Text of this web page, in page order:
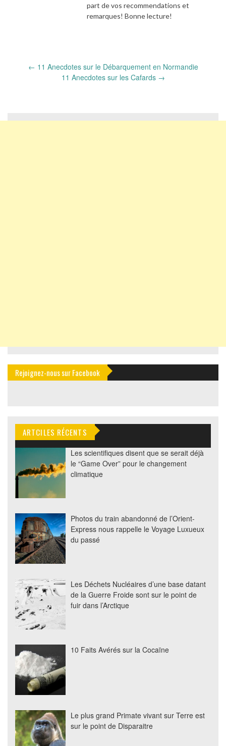
part de vos recommendations et
remarques! Bonne lecture!
← 11 Anecdotes sur le Débarquement en Normandie
11 Anecdotes sur les Cafards →
Rejoignez-nous sur Facebook
ARTCILES RÉCENTS
Les scientifiques disent que se serait déjà
le “Game Over” pour le changement
climatique
Photos du train abandonné de l’Orient-
Express nous rappelle le Voyage Luxueux
du passé
Les Déchets Nucléaires d’une base datant
de la Guerre Froide sont sur le point de
fuir dans l’Arctique
10 Faits Avérés sur la Cocaïne
Le plus grand Primate vivant sur Terre est
sur le point de Disparaitre